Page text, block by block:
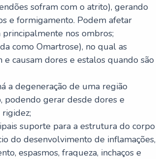
sofram com o atrito), gerando
e formigamento. Podem afetar
nos ombros;
como Omartrose), no qual as
causam dores e estalos quando são
a degeneração de uma região
podendo gerar desde dores e
rigidez;
suporte para a estrutura do corpo
do desenvolvimento de inflamações,
espasmos, fraqueza, inchaços e